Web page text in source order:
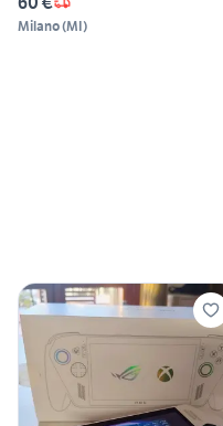
Milano(MI)